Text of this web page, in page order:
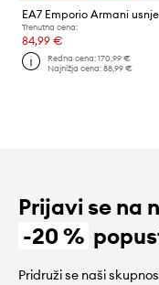
EA7 Emporio Armani
Trenutna cena:
84,99 €
Redna cena:170,99 €
Najnižja cena:88,99 €
Prijavi se na
-20 %
Pridruži se naši